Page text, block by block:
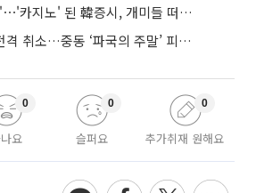
"다신 국장 안 한다"⋯'카지노' 된 韓증시, 개미들 떠난다
트럼프, 이란 공격 전격 취소…중동 ‘파국의 주말’ 피했다
요
0
슬퍼요
0
추가취재 원해요
0